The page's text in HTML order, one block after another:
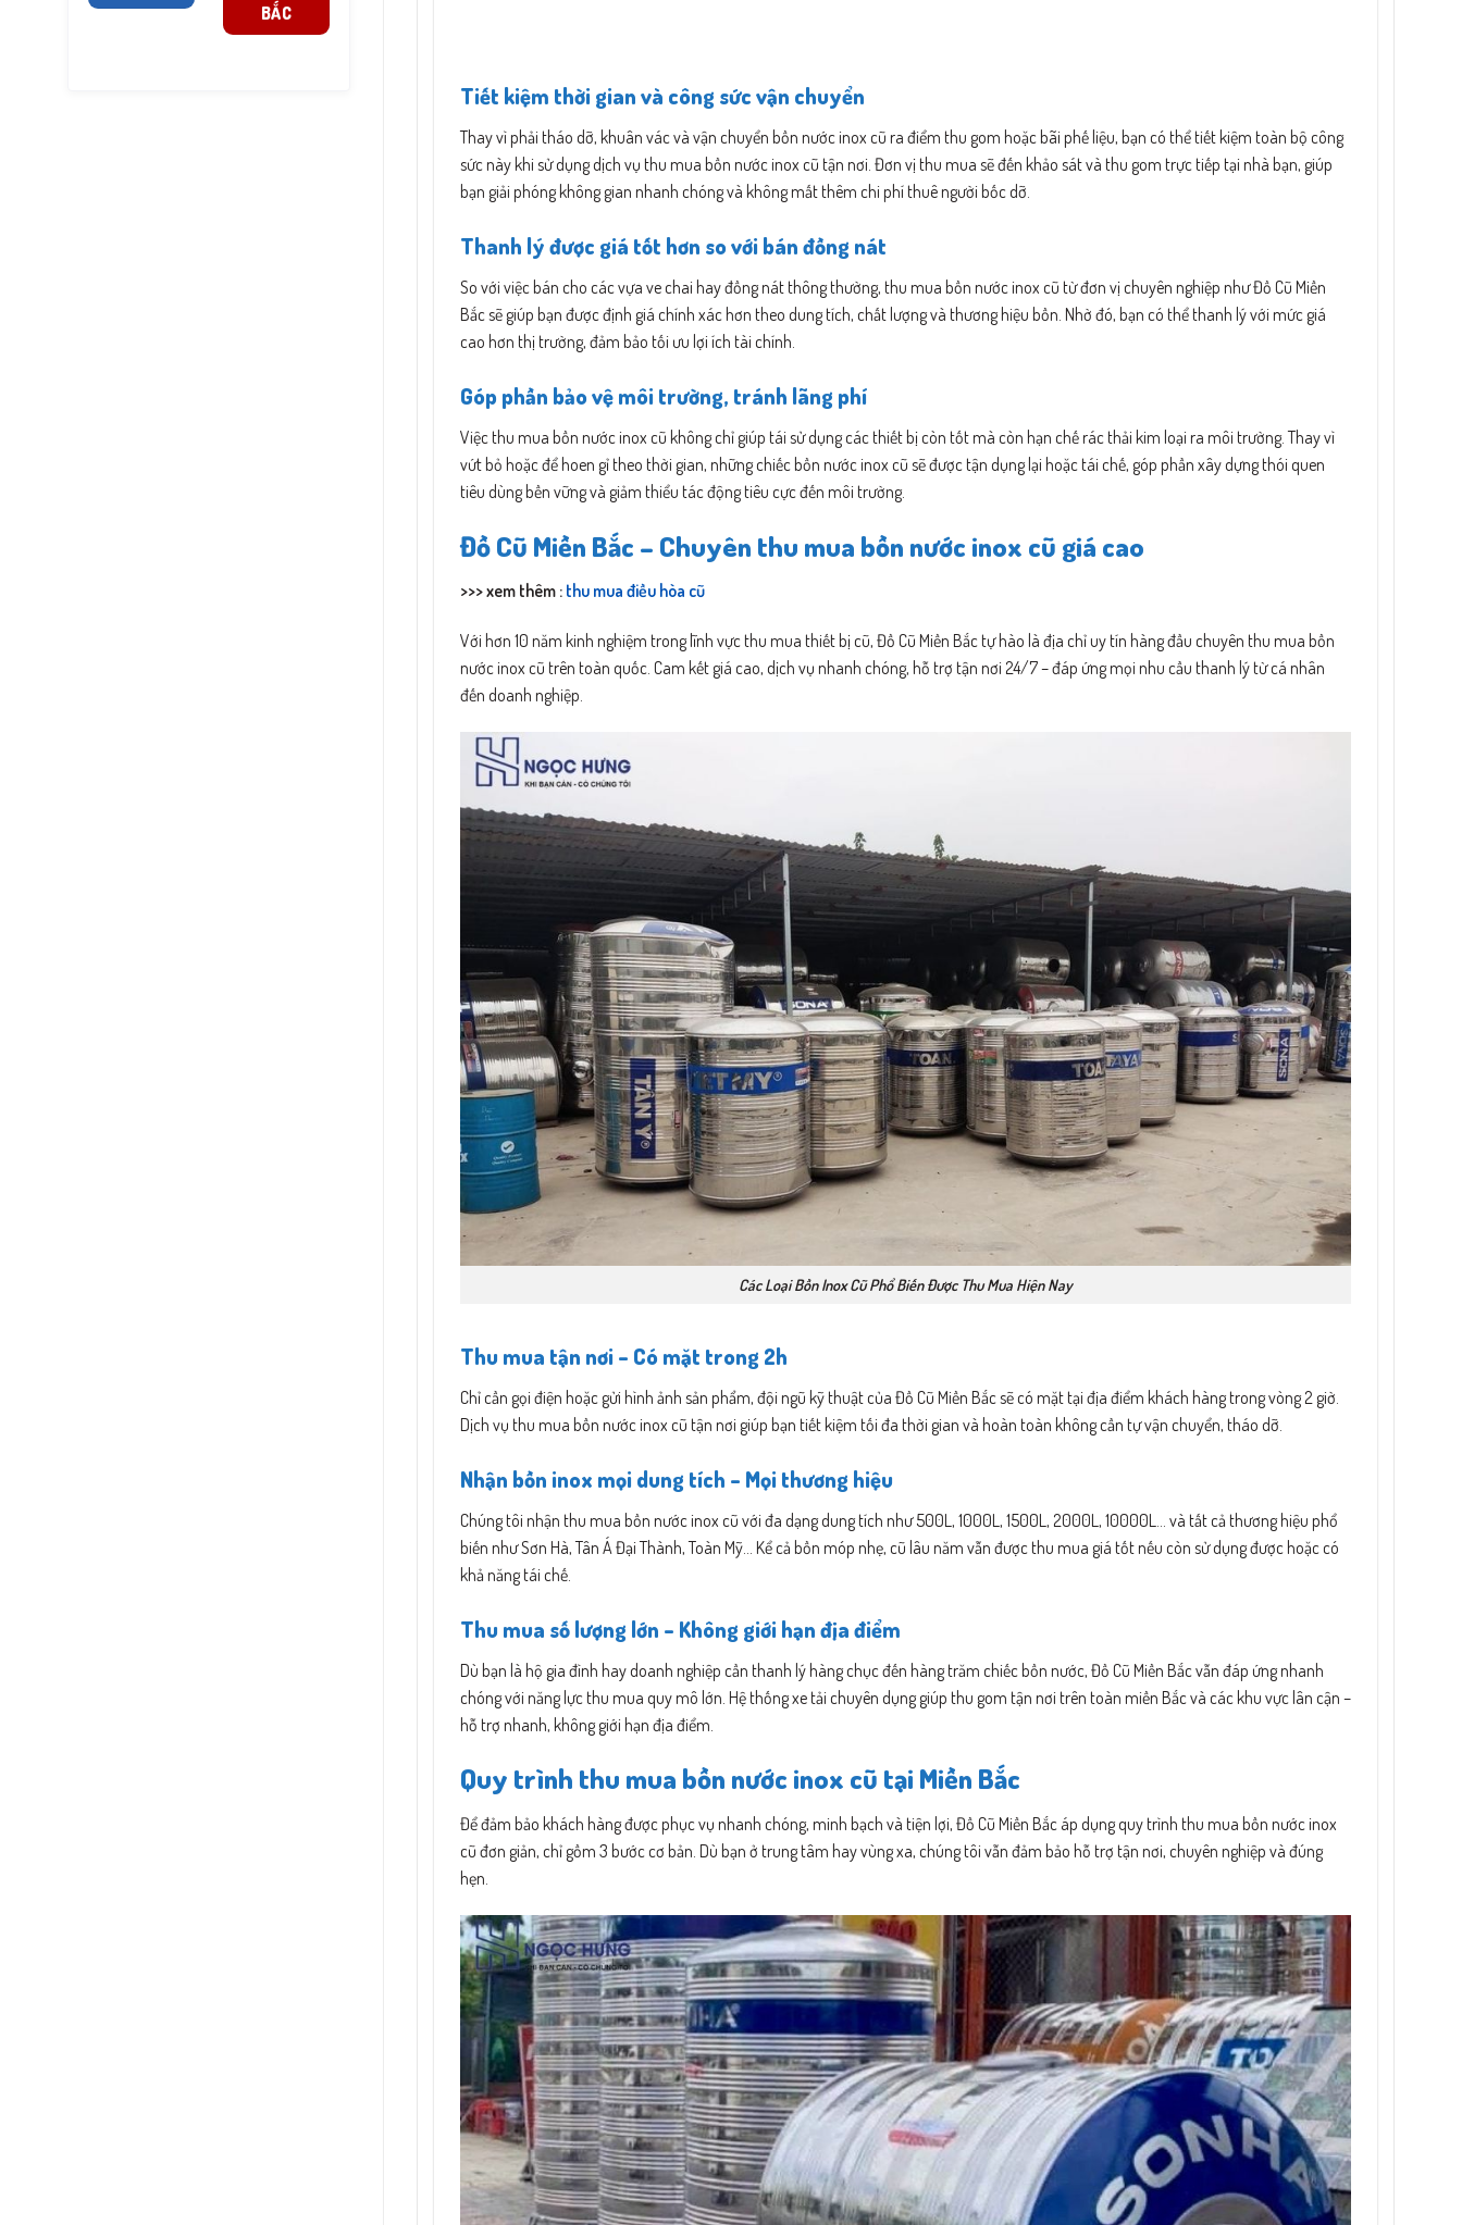
BẮC
Tiết kiệm thời gian và công sức vận chuyển
Thay vì phải tháo dỡ, khuân vác và vận chuyển bồn nước inox cũ ra điểm thu gom hoặc bãi phế liệu, bạn có thể tiết kiệm toàn bộ công
sức này khi sử dụng dịch vụ thu mua bồn nước inox cũ tận nơi. Đơn vị thu mua sẽ đến khảo sát và thu gom trực tiếp tại nhà bạn, giúp
bạn giải phóng không gian nhanh chóng và không mất thêm chi phí thuê người bốc dỡ.
Thanh lý được giá tốt hơn so với bán đồng nát
So với việc bán cho các vựa ve chai hay đồng nát thông thường, thu mua bồn nước inox cũ từ đơn vị chuyên nghiệp như Đồ Cũ Miền
Bắc sẽ giúp bạn được định giá chính xác hơn theo dung tích, chất lượng và thương hiệu bồn. Nhờ đó, bạn có thể thanh lý với mức giá
cao hơn thị trường, đảm bảo tối ưu lợi ích tài chính.
Góp phần bảo vệ môi trường, tránh lãng phí
Việc thu mua bồn nước inox cũ không chỉ giúp tái sử dụng các thiết bị còn tốt mà còn hạn chế rác thải kim loại ra môi trường. Thay vì
vứt bỏ hoặc để hoen gỉ theo thời gian, những chiếc bồn nước inox cũ sẽ được tận dụng lại hoặc tái chế, góp phần xây dựng thói quen
tiêu dùng bền vững và giảm thiểu tác động tiêu cực đến môi trường.
Đồ Cũ Miền Bắc – Chuyên thu mua bồn nước inox cũ giá cao
>>> xem thêm : thu mua điều hòa cũ
Với hơn 10 năm kinh nghiệm trong lĩnh vực thu mua thiết bị cũ, Đồ Cũ Miền Bắc tự hào là địa chỉ uy tín hàng đầu chuyên thu mua bồn
nước inox cũ trên toàn quốc. Cam kết giá cao, dịch vụ nhanh chóng, hỗ trợ tận nơi 24/7 – đáp ứng mọi nhu cầu thanh lý từ cá nhân
đến doanh nghiệp.
Các Loại Bồn Inox Cũ Phổ Biến Được Thu Mua Hiện Nay
Thu mua tận nơi – Có mặt trong 2h
Chỉ cần gọi điện hoặc gửi hình ảnh sản phẩm, đội ngũ kỹ thuật của Đồ Cũ Miền Bắc sẽ có mặt tại địa điểm khách hàng trong vòng 2 giờ.
Dịch vụ thu mua bồn nước inox cũ tận nơi giúp bạn tiết kiệm tối đa thời gian và hoàn toàn không cần tự vận chuyển, tháo dỡ.
Nhận bồn inox mọi dung tích – Mọi thương hiệu
Chúng tôi nhận thu mua bồn nước inox cũ với đa dạng dung tích như 500L, 1000L, 1500L, 2000L, 10000L… và tất cả thương hiệu phổ
biến như Sơn Hà, Tân Á Đại Thành, Toàn Mỹ… Kể cả bồn móp nhẹ, cũ lâu năm vẫn được thu mua giá tốt nếu còn sử dụng được hoặc có
khả năng tái chế.
Thu mua số lượng lớn – Không giới hạn địa điểm
Dù bạn là hộ gia đình hay doanh nghiệp cần thanh lý hàng chục đến hàng trăm chiếc bồn nước, Đồ Cũ Miền Bắc vẫn đáp ứng nhanh
chóng với năng lực thu mua quy mô lớn. Hệ thống xe tải chuyên dụng giúp thu gom tận nơi trên toàn miền Bắc và các khu vực lân cận –
hỗ trợ nhanh, không giới hạn địa điểm.
Quy trình thu mua bồn nước inox cũ tại Miền Bắc
Để đảm bảo khách hàng được phục vụ nhanh chóng, minh bạch và tiện lợi, Đồ Cũ Miền Bắc áp dụng quy trình thu mua bồn nước inox
cũ đơn giản, chỉ gồm 3 bước cơ bản. Dù bạn ở trung tâm hay vùng xa, chúng tôi vẫn đảm bảo hỗ trợ tận nơi, chuyên nghiệp và đúng
hẹn.